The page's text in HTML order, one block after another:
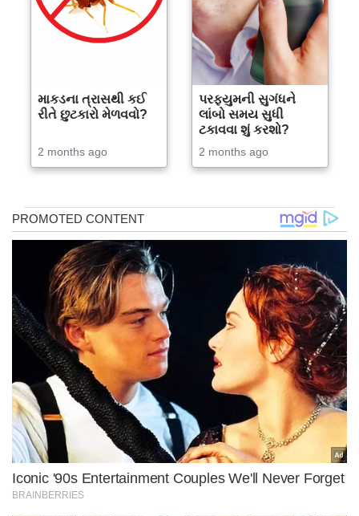
માકડના ત્રાસથી કઈ
રીતે છુટકારો મેળવવો?
2 months ago
પરફ્યુમની સુગંધને
લાંબો સમય સુધી
ટકાવવા શું કરશો?
2 months ago